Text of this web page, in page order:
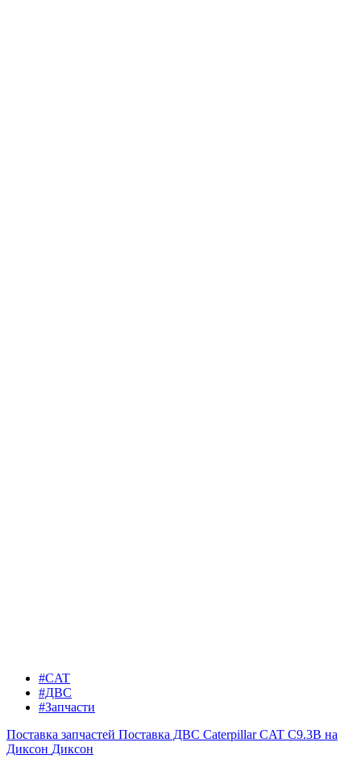
#CAT
#ДВС
#Запчасти
Поставка запчастей Поставка ДВС Caterpillar CAT C9.3B на
Диксон Диксон